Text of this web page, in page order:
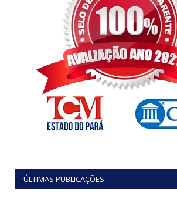
ÚLTIMAS PUBLICAÇÕES